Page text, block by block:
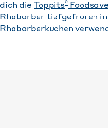
dich die
Toppits®
Rhabarber tiefgefroren in
Rhabarberkuchen